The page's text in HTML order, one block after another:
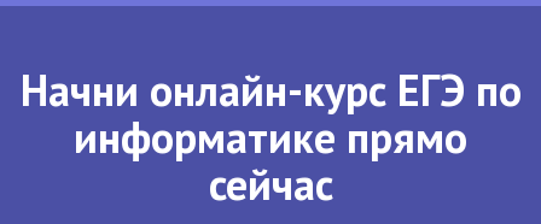
Начни онлайн-курс ЕГЭ по
информатике прямо
сейчас